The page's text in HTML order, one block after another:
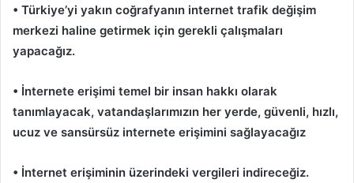
• Türkiye’yi yakın coğrafyanın internet trafik değişim
merkezi haline getirmek için gerekli çalışmaları
yapacağız.
• İnternete erişimi temel bir insan hakkı olarak
tanımlayacak, vatandaşlarımızın her yerde, güvenli, hızlı,
ucuz ve sansürsüz internete erişimini sağlayacağız
• İnternet erişiminin üzerindeki vergileri indireceğiz.